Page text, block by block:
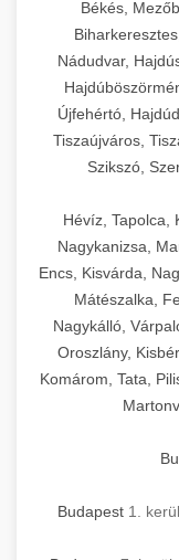
Békés,
Nádudvar,
Újfehértó,
Tiszaújváros,
Szikszó,
Hévíz, Tapolca,
Nagykanizsa,
Encs, Kisvárda,
Mátészalka,
Nagykálló,
Oroszlány,
Komárom, Tata,
Budapest 1.